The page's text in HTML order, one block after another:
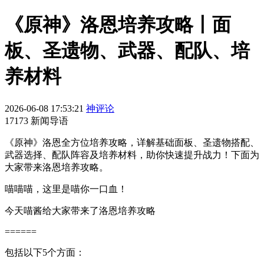
《原神》洛恩培养攻略丨面
板、圣遗物、武器、配队、培
养材料
2026-06-08 17:53:21 神评论
17173 新闻导语
《原神》洛恩全方位培养攻略，详解基础面板、圣遗物搭配、
武器选择、配队阵容及培养材料，助你快速提升战力！下面为
大家带来洛恩培养攻略。
喵喵喵，这里是喵你一口血！
今天喵酱给大家带来了洛恩培养攻略
======
包括以下5个方面：